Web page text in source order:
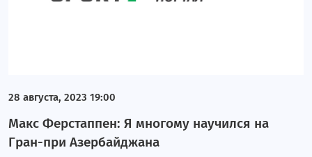
28 августа, 2023 19:00
Макс Ферстаппен: Я многому научился на
Гран-при Азербайджана